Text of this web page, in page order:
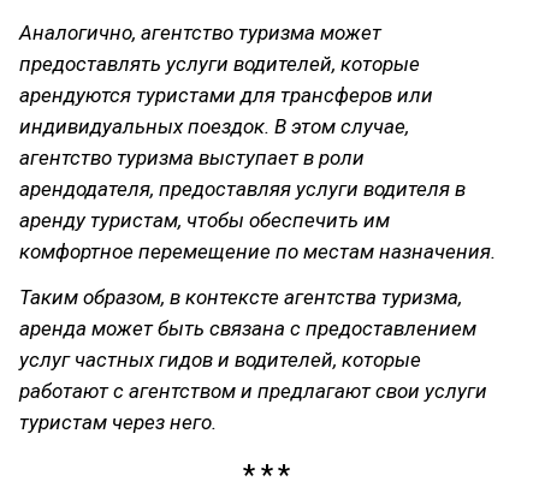
Аналогично, агентство туризма может
предоставлять услуги водителей, которые
арендуются туристами для трансферов или
индивидуальных поездок. В этом случае,
агентство туризма выступает в роли
арендодателя, предоставляя услуги водителя в
аренду туристам, чтобы обеспечить им
комфортное перемещение по местам назначения.
Таким образом, в контексте агентства туризма,
аренда может быть связана с предоставлением
услуг частных гидов и водителей, которые
работают с агентством и предлагают свои услуги
туристам через него.